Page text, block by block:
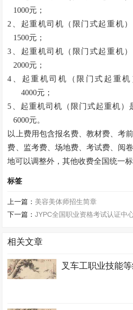
1000元；
2、起重机司机（限门式起重机
1500元；
3、起重机司机（限门式起重机
2000元；
4、起重机司机（限门式起重机
4000元；
5、起重机司机（限门式起重机）
6000元。
以上费用包含报名费、教材费、考
费、监考费、场地费、考试费、阅
地可以调整外，其他收费全国统一标
标签
上一篇： 美容美体师招生简章
下一篇：JYPC全国职业资格考试认证中
相关文章
叉车工职业技能等